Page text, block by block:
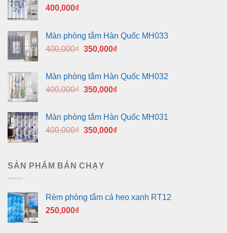
400,000₫
Màn phòng tắm Hàn Quốc MH033
400,000₫ Giá
400,000₫.
350,000₫Giá
là:
350,000₫.
Màn phòng tắm Hàn Quốc MH032
400,000₫ Giá
400,000₫.
350,000₫Giá
là:
350,000₫.
Màn phòng tắm Hàn Quốc MH031
400,000₫ Giá
400,000₫.
350,000₫Giá
SẢN PHẨM BÁN CHẠY
Rèm phòng tắm cá heo xanh RT12
250,000₫